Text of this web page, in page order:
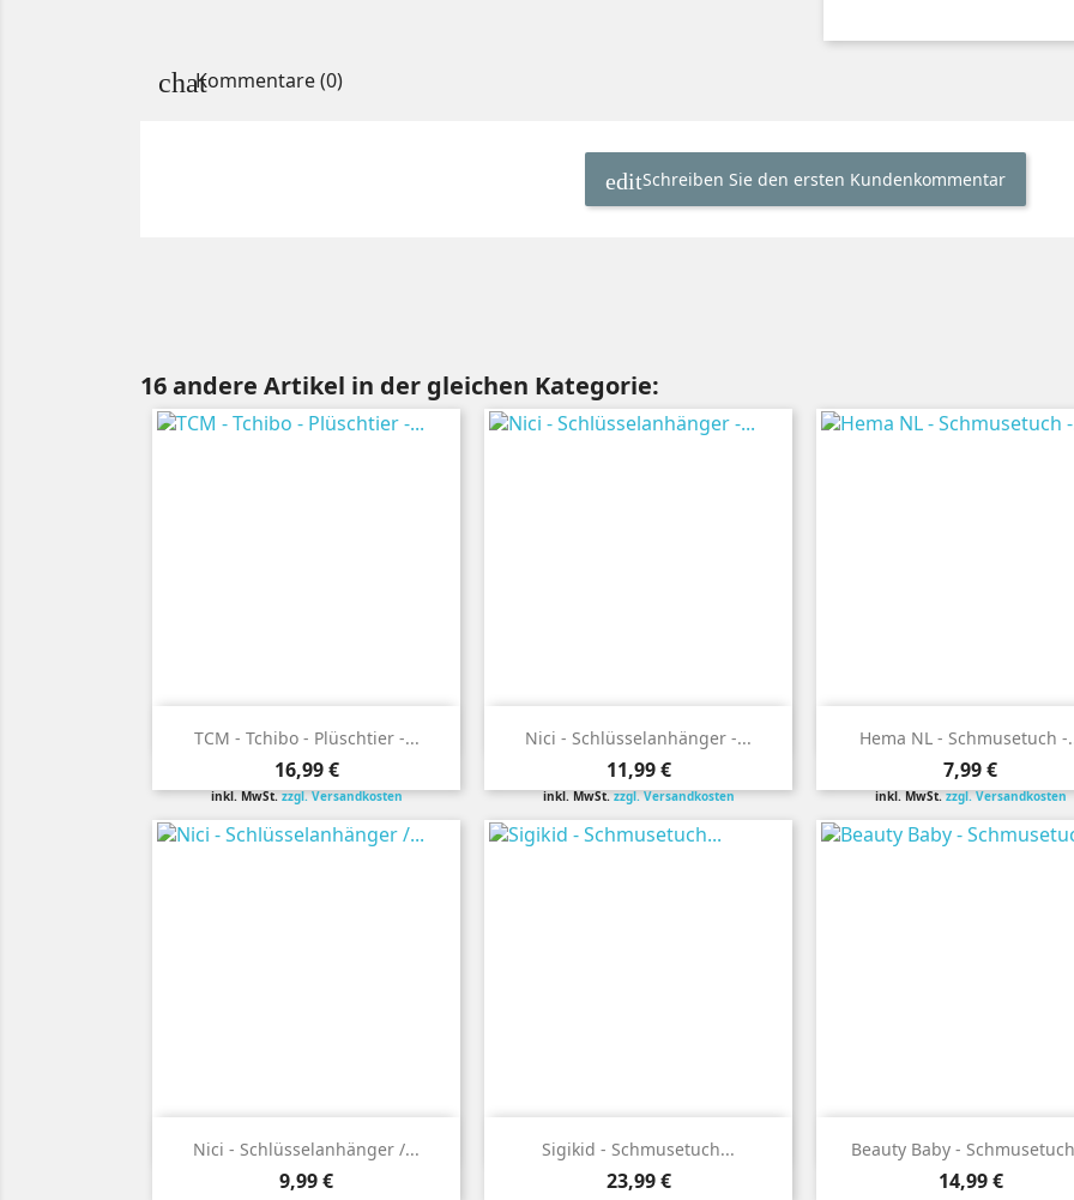
Kommentare (0)
Schreiben Sie den ersten Kundenkommentar
16 andere Artikel in der gleichen Kategorie:
TCM - Tchibo - Plüschtier -...
Preis
16,99 €
inkl. MwSt.zzgl. Versandkosten
 Vorschau Nici - Schlüsselanhänger -...
Preis
11,99 €
inkl. MwSt.zzgl. Versandkosten
 Vorschau Hema NL - Schmusetuch -
Preis
7,99 €
inkl. MwSt.zzgl. Versandkosten
 Vorschau
Nici - Schlüsselanhänger /...
Preis
9,99 €
 Vorschau Sigikid - Schmusetuch...
Preis
23,99 €
 Vorschau Beauty Baby -
Preis
14,99 €
 Vorschau